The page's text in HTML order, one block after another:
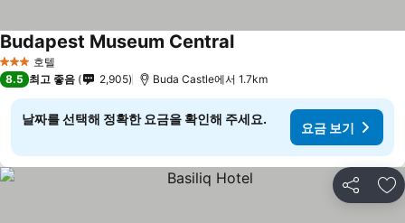
3 성급 호텔
Budapest Museum Central
8.5 최고 좋음 2,905 Buda Castle에서 1.7km
날짜를 선택해 정확한 요금을 확인해 주세요.
요금 보기
공유 즐